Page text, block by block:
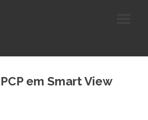
em Smart View